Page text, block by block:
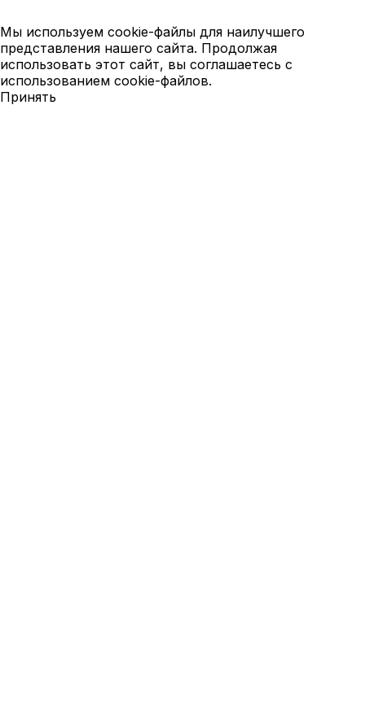
Мы используем cookie-файлы для наилучшего
представления нашего сайта. Продолжая
использовать этот сайт, вы соглашаетесь с
использованием cookie-файлов.
Принять